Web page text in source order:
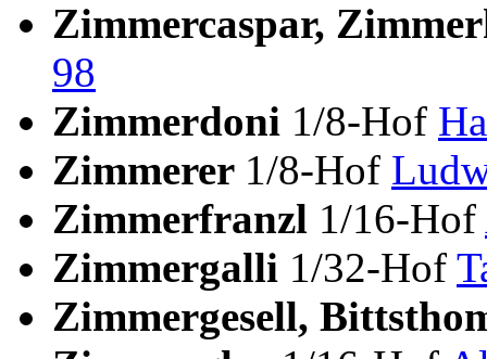
Zimmercaspar,
98
Zimmerdoni 1/8-Hof
Zimmerer 1/8-Hof
Zimmerfranzl 1/16-Hof
Zimmergalli 1/32-Hof
Zimmergesell,